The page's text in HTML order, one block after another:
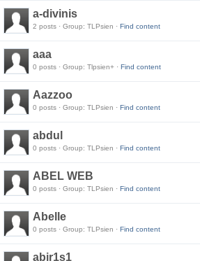
a-divinis
2 posts · Group: TLPsien · Find content
aaa
0 posts · Group: Tlpsien+ · Find content
Aazzoo
0 posts · Group: TLPsien · Find content
abdul
0 posts · Group: TLPsien · Find content
ABEL WEB
0 posts · Group: TLPsien · Find content
Abelle
0 posts · Group: TLPsien · Find content
abir1s1